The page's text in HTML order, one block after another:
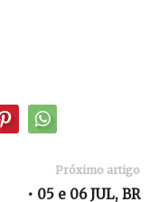
Próximo artigo
• 05 e 06 JUL, BR